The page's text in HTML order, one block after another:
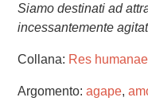
Siamo destinati ad
incessantemente
Collana: Res humanae
Argomento: agape,